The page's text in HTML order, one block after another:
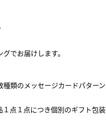
でお届けします。
類のメッセージカードパターン
点１点につき個別のギフト包装